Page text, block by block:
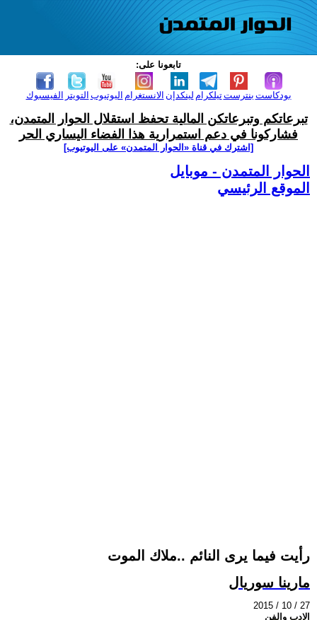
تابعونا على:
الفيسبوك التويتر اليوتيوب الانستغرام لينكدإن تيلكرامبنترست بودكاست
تبرعاتكم وتبرعاتكن المالية تحفظ استقلال الحوار المتمدن،
فشاركونا في دعم استمرارية هذا الفضاء اليساري الحر
[اشترك في قناة ‫«الحوار المتمدن» على اليوتيوب]
الحوار المتمدن - موبايل
الموقع الرئيسي
رأيت فيما يرى النائم ..ملاك الموت
مارينا سوريال
2015 / 10 / 27
الادب والفن